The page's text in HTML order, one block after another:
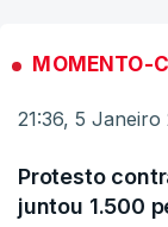
quando o
chegaram ao
Moynihan, em
MOMENTO-
21:36, 5 Janeiro
Protesto
juntou 1.500